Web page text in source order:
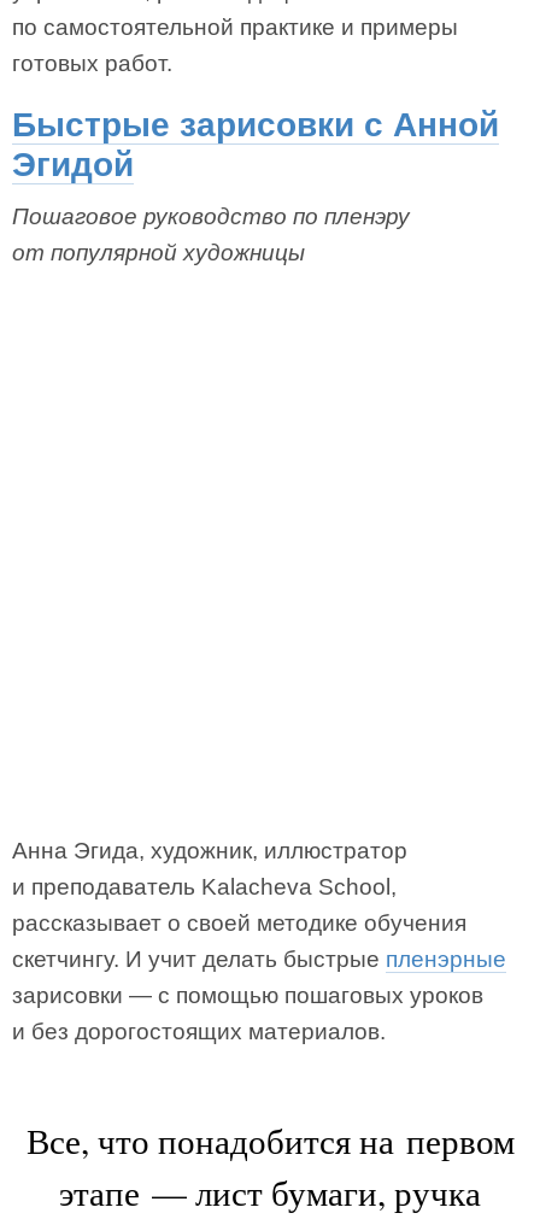
по самостоятельной практике и примеры
готовых работ.
Быстрые зарисовки с Анной
Эгидой
Пошаговое руководство по пленэру
от популярной художницы
Анна Эгида, художник, иллюстратор
и преподаватель Kalacheva School,
рассказывает о своей методике обучения
скетчингу. И учит делать быстрые пленэрные
зарисовки — с помощью пошаговых уроков
и без дорогостоящих материалов.
Все, что понадобится на первом
этапе — лист бумаги, ручка